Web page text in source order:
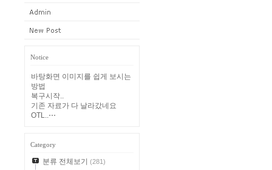
Notice
바탕화면 이미지를 쉽게 보시는
방법
복구시작..
기존 자료가 다 날라갔네요
OTL..⋯
Category
분류 전체보기 (281)